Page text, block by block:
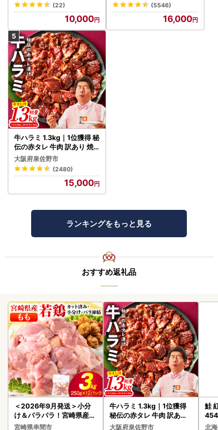
(22)
10,000
(5546)
16,000
牛ハラミ 1.3kg｜1位獲得 秘
伝の赤タレ 牛肉 訳あり 焼
肉 BBQ
大阪府泉佐野市
(2480)
15,000
ランキングをもっと見る
おすすめ返礼品
＜2026年9月発送＞小分
け＆パラパラ！宮崎県産鶏
ももカット合計3kg_K043
宮崎県串間市
牛ハラミ 1.3kg｜1位獲得
秘伝の赤タレ 牛肉 訳あり
焼肉 BBQ
大阪府泉佐野市
鮭
454
北